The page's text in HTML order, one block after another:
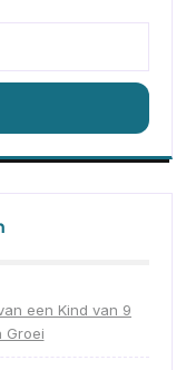
een Kind van 9
Groei